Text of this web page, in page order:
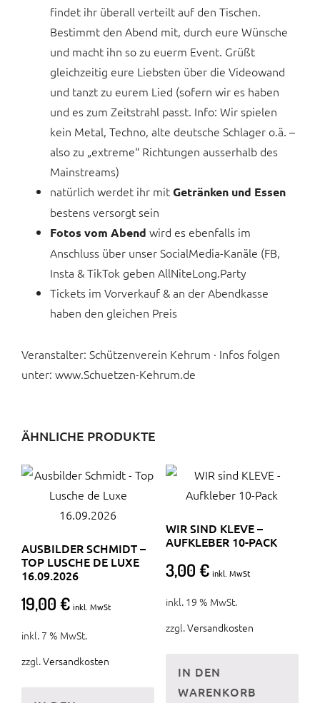
findet ihr überall verteilt auf den Tischen.
Bestimmt den Abend mit, durch eure Wünsche
und macht ihn so zu euerm Event. Grüßt
gleichzeitig eure Liebsten über die Videowand
und tanzt zu eurem Lied (sofern wir es haben
und es zum Zeitstrahl passt. Info: Wir spielen
kein Metal, Techno, alte deutsche Schlager o.ä. –
also zu „extreme“ Richtungen ausserhalb des
Mainstreams)
natürlich werdet ihr mitGetränken und Essen
bestens versorgt sein
Fotos vom Abend wird es ebenfalls im
Anschluss über unser SocialMedia-Kanäle (FB,
Insta & TikTok geben AllNiteLong.Party
Tickets im Vorverkauf & an der Abendkasse
haben den gleichen Preis
Veranstalter: Schützenverein Kehrum · Infos folgen
unter: www.Schuetzen-Kehrum.de
ÄHNLICHE PRODUKTE
AUSBILDER SCHMIDT –
TOP LUSCHE DE LUXE
16.09.2026
19,00€ inkl. MwSt
inkl. 7 % MwSt.
zzgl.Versandkosten
WIR SIND KLEVE –
AUFKLEBER 10-PACK
3,00€ inkl. MwSt
inkl. 19 % MwSt.
zzgl.Versandkosten
IN DEN
WARENKORB